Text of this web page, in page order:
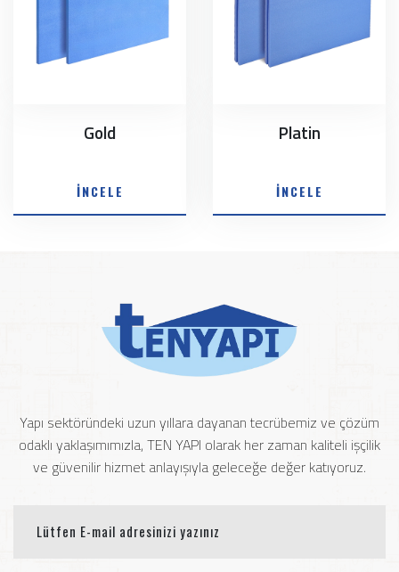
Gold
İNCELE
Platin
İNCELE
Yapı sektöründeki uzun yıllara dayanan tecrübemiz ve çözüm
odaklı yaklaşımımızla, TEN YAPI olarak her zaman kaliteli işçilik
ve güvenilir hizmet anlayışıyla geleceğe değer katıyoruz.